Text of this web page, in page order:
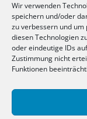
Wir verwenden
speichern und/oder
zu verbessern und um
diesen Technologien
oder eindeutige IDs
Zustimmung nicht
Funktionen
BLOGGERAMT